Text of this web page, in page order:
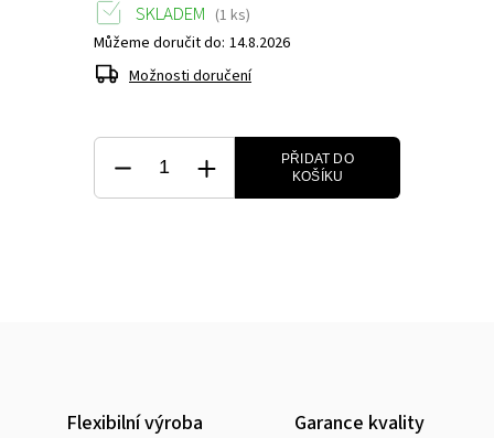
SKLADEM (1 ks)
Můžeme doručit do: 14.8.2026
Možnosti doručení
PŘIDAT DO
KOŠÍKU
Flexibilní výroba Garance kvality